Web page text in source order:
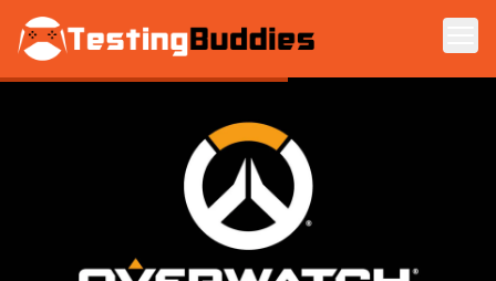
Zum Hauptinhalt springen